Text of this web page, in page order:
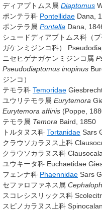
ディアプトムス属 Diaptomus
ポンテラ科 Pontellidae Dana,
ポンテラ属 Pontella Dana,
シュードディアプトムス科（
ガケンミジンコ科）
ニセヒゲナガケンミジンコ属
Pseudodiaptomus inopinus
ジンコ）
テモラ科 Temoridae
ユウリテモラ属 Eurytemora
Eurytemora affinis (Poppe,
テモラ属 Temora Baird, 1850
トルタヌス科 Tortanidae Sars
クラウソカラヌス上科
クラウソカラヌス科
ユウキータ科 Euchaetidae
フェンナ科 Phaennidae Sars
セファロファネス属
スコレシスリックス科
スピノカラヌス上科